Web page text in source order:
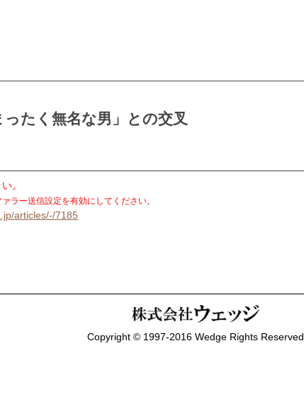
ったく無名な男」との交叉
。
ラー送信設定を有効にしてください。
articles/-/7185
Copyright © 1997-2016 Wedge Rights Reserved